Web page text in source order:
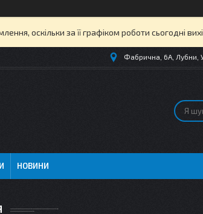
оскільки за її графіком роботи сьогодні
Фабрична, 6А, Лубни,
НОВИНИ